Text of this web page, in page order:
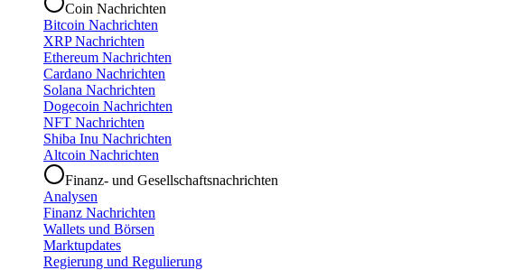
Coin Nachrichten
Bitcoin Nachrichten
XRP Nachrichten
Ethereum Nachrichten
Cardano Nachrichten
Solana Nachrichten
Dogecoin Nachrichten
NFT Nachrichten
Shiba Inu Nachrichten
Altcoin Nachrichten
Finanz- und Gesellschaftsnachrichten
Analysen
Finanz Nachrichten
Wallets und Börsen
Marktupdates
Regierung und Regulierung